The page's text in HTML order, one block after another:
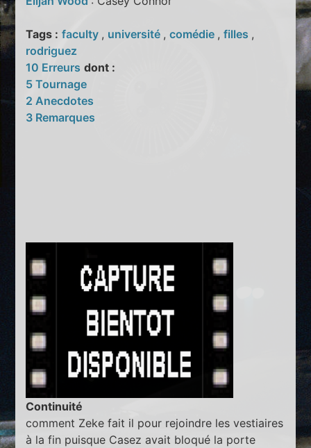
Tags : faculty , université ,comédie ,filles ,
rodriguez
10 Erreurs dont :
5 Tournage
2 Anecdotes
3 Remarques
Continuité
comment Zeke fait il pour rejoindre les vestiaires
à la fin puisque Casez avait bloqué la porte